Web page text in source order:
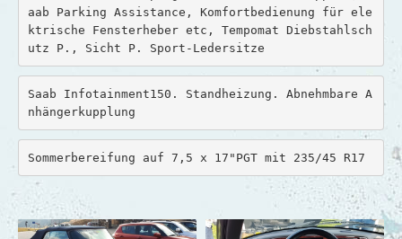
Monique & Claudius
Ralf
Rolf
Ruth & Erich
Ruth
Siggi
aab Parking Assistance, Komfortbedienung für ele
ktrische Fensterheber etc, Tempomat Diebstahlsch
utz P., Sicht P. Sport-Ledersitze
Saab Infotainment150. Standheizung. Abnehmbare A
nhängerkupplung
Sommerbereifung auf 7,5 x 17"PGT mit 235/45 R17